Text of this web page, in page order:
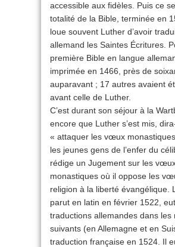
accessible aux fidèles. Puis ce
totalité de la Bible, terminée en
loue souvent Luther d’avoir
allemand les Saintes Écritures.
première Bible en langue
imprimée en 1466, près de
auparavant ; 17 autres avaient
avant celle de Luther.
C’est durant son séjour à la
encore que Luther s’est mis,
« attaquer les vœux
les jeunes gens de l’enfer du
rédige un Jugement sur les
monastiques où il oppose les
religion à la liberté évangélique.
parut en latin en février 1522,
traductions allemandes dans les
suivants (en Allemagne et en
traduction française en 1524. Il